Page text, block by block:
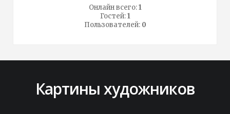
Онлайн всего:1
Гостей:1
Пользователей: 0
Картины художников